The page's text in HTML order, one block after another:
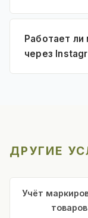
Работает ли
через
ДРУГИЕ
Учёт
товаров